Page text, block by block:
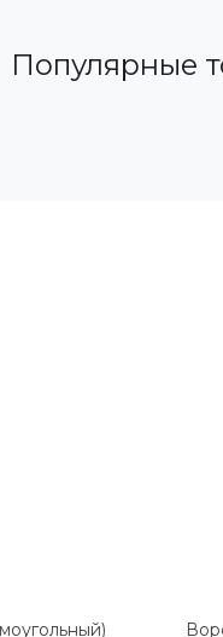
Популярные